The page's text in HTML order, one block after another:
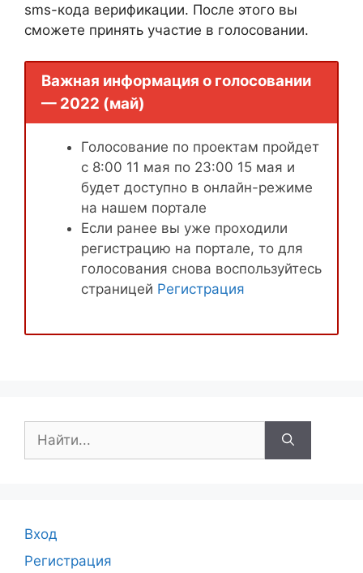
sms-кода верификации. После этого вы
сможете принять участие в голосовании.
Важная информация о голосовании
— 2022 (май)
Голосование по проектам пройдет
с 8:00 11 мая по 23:00 15 мая и
будет доступно в онлайн-режиме
на нашем портале
Если ранее вы уже проходили
регистрацию на портале, то для
голосования снова воспользуйтесь
страницей Регистрация
Вход
Регистрация